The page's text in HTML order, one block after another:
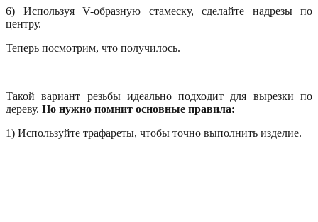
6) Используя V-образную стамеску, сделайте надрезы по
центру.
Теперь посмотрим, что получилось.
Такой вариант резьбы идеально подходит для вырезки по
дереву. Но нужно помнит основные правила:
1) Используйте трафареты, чтобы точно выполнить изделие.